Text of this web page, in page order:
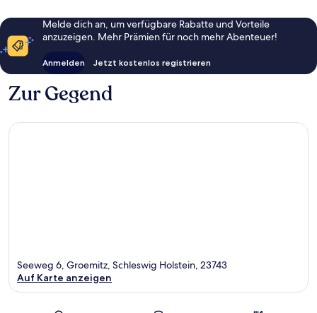
Melde dich an, um verfügbare Rabatte und Vorteile
anzuzeigen. Mehr Prämien für noch mehr Abenteuer!
Anmelden Jetzt kostenlos registrieren
Zur Gegend
Seeweg 6, Groemitz, Schleswig Holstein, 23743
Auf Karte anzeigen